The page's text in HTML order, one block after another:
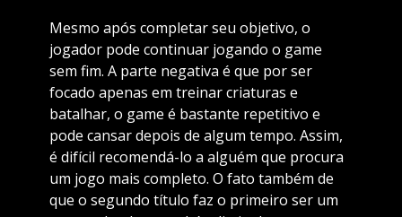
Mesmo após completar seu objetivo, o
jogador pode continuar jogando o game
sem fim. A parte negativa é que por ser
focado apenas em treinar criaturas e
batalhar, o game é bastante repetitivo e
pode cansar depois de algum tempo. Assim,
é difícil recomendá-lo a alguém que procura
um jogo mais completo. O fato também de
que o segundo título faz o primeiro ser um